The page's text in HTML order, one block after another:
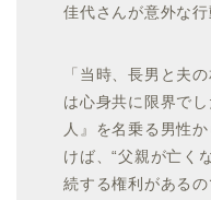
佳代さんが意外な行
「当時、長男と夫
は心身共に限界で
人』を名乗る男性
けば、“父親が亡く
続する権利がある